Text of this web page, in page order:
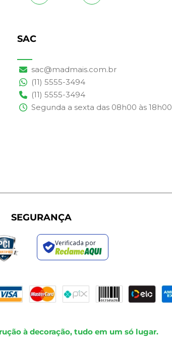
SAC
sac@madmais.com.br
(11) 5555-3494
(11) 5555-3494
Segunda a sexta das 08h00 às 18h00
SEGURANÇA
Verificada por
à decoração, tudo em um só lugar.